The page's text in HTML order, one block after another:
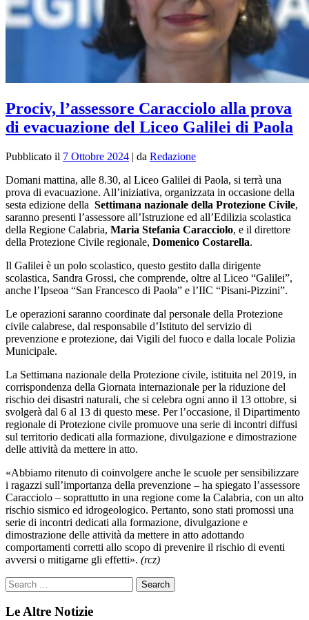
Prociv, l’assessore Caracciolo alla prova
di evacuazione del Liceo Galilei di Paola
Pubblicato il 7 Ottobre 2024 | da Redazione
Domani mattina, alle 8.30, al Liceo Galilei di Paola, si terrà una
prova di evacuazione. All’iniziativa, organizzata in occasione della
sesta edizione della Settimana nazionale della Protezione Civile,
saranno presenti l’assessore all’Istruzione ed all’Edilizia scolastica
della Regione Calabria, Maria Stefania Caracciolo, e il direttore
della Protezione Civile regionale, Domenico Costarella.
Il Galilei è un polo scolastico, questo gestito dalla dirigente
scolastica, Sandra Grossi, che comprende, oltre al Liceo “Galilei”,
anche l’Ipseoa “San Francesco di Paola” e l’IIC “Pisani-Pizzini”.
Le operazioni saranno coordinate dal personale della Protezione
civile calabrese, dal responsabile d’Istituto del servizio di
prevenzione e protezione, dai Vigili del fuoco e dalla locale Polizia
Municipale.
La Settimana nazionale della Protezione civile, istituita nel 2019, in
corrispondenza della Giornata internazionale per la riduzione del
rischio dei disastri naturali, che si celebra ogni anno il 13 ottobre, si
svolgerà dal 6 al 13 di questo mese. Per l’occasione, il Dipartimento
regionale di Protezione civile promuove una serie di incontri diffusi
sul territorio dedicati alla formazione, divulgazione e dimostrazione
delle attività da mettere in atto.
«Abbiamo ritenuto di coinvolgere anche le scuole per sensibilizzare
i ragazzi sull’importanza della prevenzione – ha spiegato l’assessore
Caracciolo – soprattutto in una regione come la Calabria, con un alto
rischio sismico ed idrogeologico. Pertanto, sono stati promossi una
serie di incontri dedicati alla formazione, divulgazione e
dimostrazione delle attività da mettere in atto adottando
comportamenti corretti allo scopo di prevenire il rischio di eventi
avversi o mitigarne gli effetti». (rcz)
Le Altre Notizie